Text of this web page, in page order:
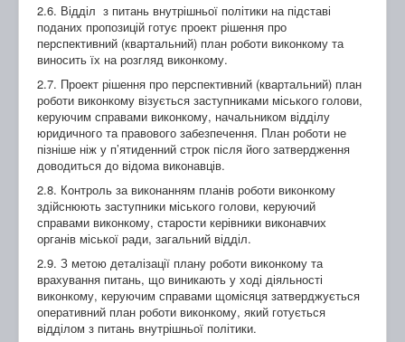
2.6. Відділ з питань внутрішньої політики на підставі
поданих пропозицій готує проект рішення про
перспективний (квартальний) план роботи виконкому та
виносить їх на розгляд виконкому.
2.7. Проект рішення про перспективний (квартальний) план
роботи виконкому візується заступниками міського голови,
керуючим справами виконкому, начальником відділу
юридичного та правового забезпечення. План роботи не
пізніше ніж у п’ятиденний строк після його затвердження
доводиться до відома виконавців.
2.8. Контроль за виконанням планів роботи виконкому
здійснюють заступники міського голови, керуючий
справами виконкому, старости керівники виконавчих
органів міської ради, загальний відділ.
2.9. З метою деталізації плану роботи виконкому та
врахування питань, що виникають у ході діяльності
виконкому, керуючим справами щомісяця затверджується
оперативний план роботи виконкому, який готується
відділом з питань внутрішньої політики.